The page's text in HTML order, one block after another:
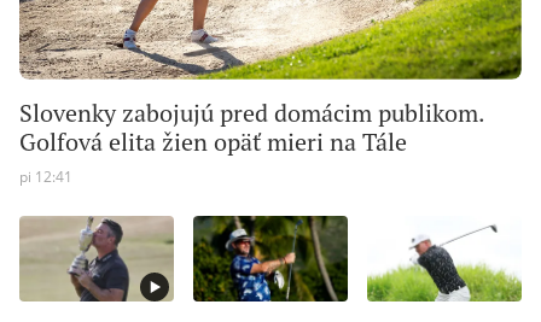
Slovenky zabojujú pred domácim publikom.
Golfová elita žien opäť mieri na Tále
pi 12:41